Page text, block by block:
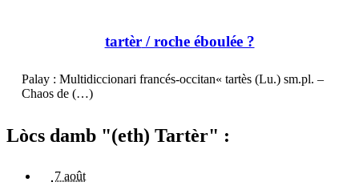
tartèr/ roche éboulée ?
Palay : Multidiccionari francés-occitan« tartès (Lu.) sm.pl. –
Chaos de (…)
Lòcs damb "(eth) Tartèr" :
7 août